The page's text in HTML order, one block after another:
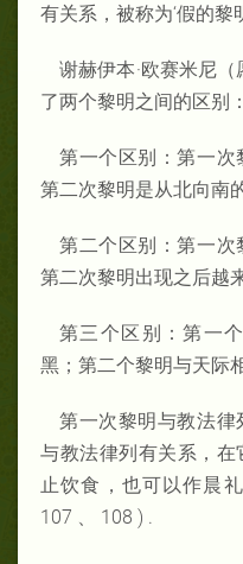
有关系，被称为‘假的黎
谢赫伊本·欧赛米尼
了两个黎明之间的区别：
第一个区别：第一次
第二次黎明是从北向南
第二个区别：第一次
第二次黎明出现之后越
第三个区别：第一
黑；第二个黎明与天际
第一次黎明与教法
与教法律列有关系，
止饮食，也可以作晨
107 、 108 ) .